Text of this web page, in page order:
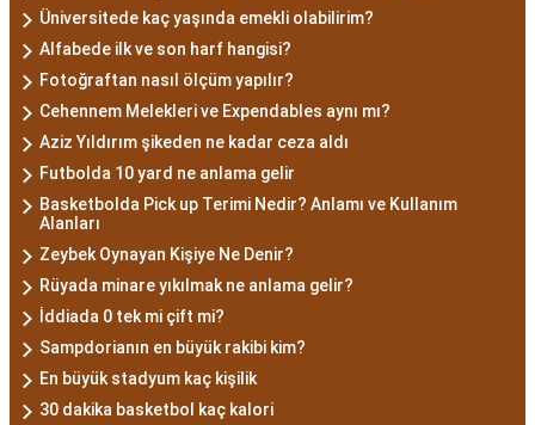
Üniversitede kaç yaşında emekli olabilirim?
Alfabede ilk ve son harf hangisi?
Fotoğraftan nasıl ölçüm yapılır?
Cehennem Melekleri ve Expendables aynı mı?
Aziz Yıldırım şikeden ne kadar ceza aldı
Futbolda 10 yard ne anlama gelir
Basketbolda Pick up Terimi Nedir? Anlamı ve Kullanım
Alanları
Zeybek Oynayan Kişiye Ne Denir?
Rüyada minare yıkılmak ne anlama gelir?
İddiada 0 tek mi çift mi?
Sampdorianın en büyük rakibi kim?
En büyük stadyum kaç kişilik
30 dakika basketbol kaç kalori